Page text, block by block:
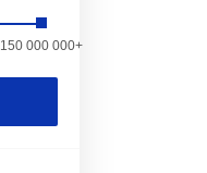
150 000 000+